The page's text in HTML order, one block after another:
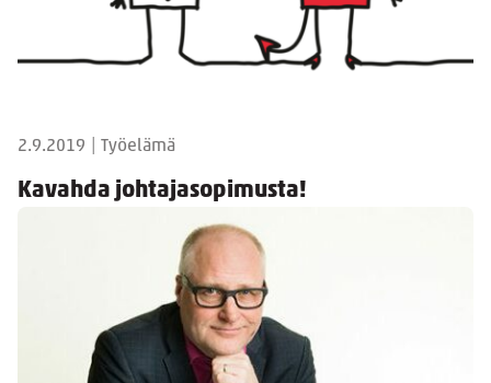
2.9.2019 Työelämä
Kavahda johtajasopimusta!